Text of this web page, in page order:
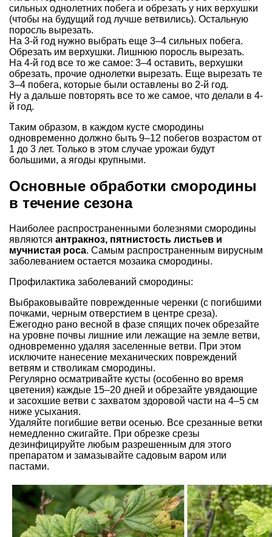
сильных однолетних побега и обрезать у них верхушки
(чтобы на будущий год лучше ветвились). Остальную
поросль вырезать.
На 3-й год нужно выбрать еще 3–4 сильных побега.
Обрезать им верхушки. Лишнюю поросль вырезать.
На 4-й год все то же самое: 3–4 оставить, верхушки
обрезать, прочие однолетки вырезать. Еще вырезать те
3–4 побега, которые были оставлены во 2-й год.
Ну а дальше повторять все то же самое, что делали в 4-
й год.
Таким образом, в каждом кусте смородины
одновременно должно быть 9–12 побегов возрастом от
1 до 3 лет. Только в этом случае урожаи будут
большими, а ягоды крупными.
Основные обработки смородины
в течение сезона
Наиболее распространенными болезнями смородины
являются антракноз, пятнистость листьев и
мучнистая роса. Самым распространенным вирусным
заболеванием остается мозаика смородины.
Профилактика заболеваний смородины:
Выбраковывайте поврежденные черенки (с погибшими
почками, черным отверстием в центре среза).
Ежегодно рано весной в фазе спящих почек обрезайте
на уровне почвы лишние или лежащие на земле ветви,
одновременно удаляя заселенные ветви. При этом
исключите нанесение механических повреждений
ветвям и стволикам смородины.
Регулярно осматривайте кусты (особенно во время
цветения) каждые 15–20 дней и обрезайте увядающие
и засохшие ветви с захватом здоровой части на 4–5 см
ниже усыхания.
Удаляйте погибшие ветви осенью. Все срезанные ветки
немедленно сжигайте. При обрезке срезы
дезинфицируйте любым разрешенным для этого
препаратом и замазывайте садовым варом или
пастами.